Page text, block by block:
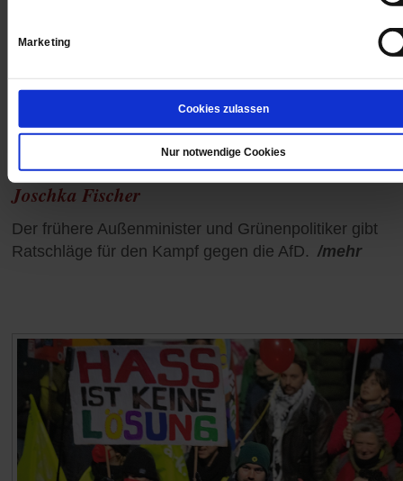
Marketing
Cookies zulassen
Nur notwendige Cookies
Joschka Fischer
Der frühere Außenminister und Grünenpolitiker gibt
Ratschläge für den Kampf gegen die AfD. /mehr